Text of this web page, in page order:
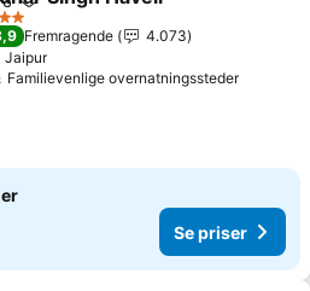
Føj til favoritter
Fremragende
4.073
Jaipur
Familievenlige overnatningssteder
Se priser